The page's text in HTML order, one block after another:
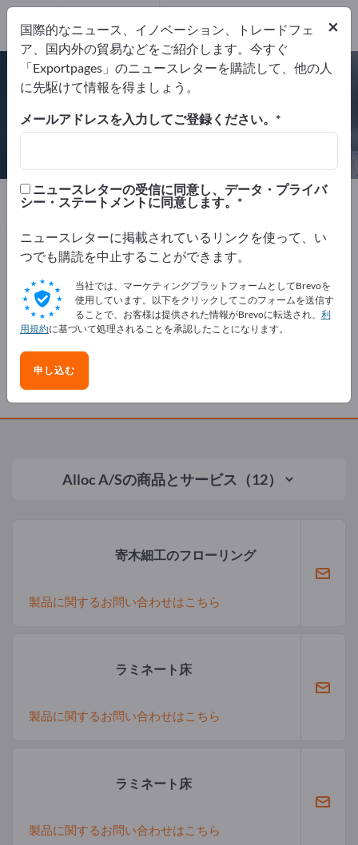
製造元 ノルウェー
Website
ISO 9001
Alloc A/Sの商品とサービス（12）
寄木細工のフローリング
製品に関するお問い合わせはこちら
ラミネート床
製品に関するお問い合わせはこちら
ラミネート床
製品に関するお問い合わせはこちら
×
国際的なニュース、イノベーション、トレードフェ
ア、国内外の貿易などをご紹介します。今すぐ
「Exportpages」のニュースレターを購読して、他の人
に先駆けて情報を得ましょう。
メールアドレスを入力してご登録ください。
ニュースレターの受信に同意し、データ・プライバ
シー・ステートメントに同意します。
ニュースレターに掲載されているリンクを使って、い
つでも購読を中止することができます。
当社では、マーケティングプラットフォームとしてBrevoを
使用しています。以下をクリックしてこのフォームを送信す
ることで、お客様は提供された情報がBrevoに転送され、 利
用規約に基づいて処理されることを承認したことになります。
申し込む